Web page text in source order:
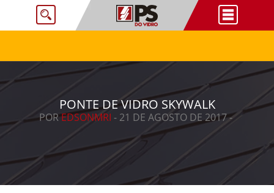
PONTE DE VIDRO SKYWALK
POREDSONMRI - 21 DE AGOSTO DE 2017 -